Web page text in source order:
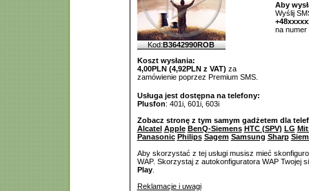
Kod:B3642990ROB
Koszt wysłania:
4,00PLN (4,92PLN z VAT) za
zamówienie poprzez Premium SMS.
Aby
Wyślij
na numer
Usługa jest dostępna na telefony:
Plusfon: 401i, 601i, 603i
Zobacz stronę z tym samym gadżetem dla
Alcatel Apple BenQ-Siemens HTC (SPV) LG
Panasonic Philips Sagem Samsung Sharp
Aby skorzystać z tej usługi musisz mieć
WAP. Skorzystaj z autokonfiguratora WAP Twojej
Play.
Reklamacje i uwagi